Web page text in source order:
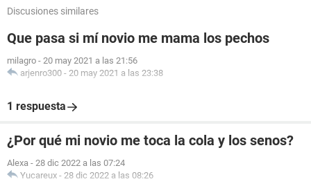
Discusiones similares
Que pasa si mí novio me mama los pechos
milagro - 20 may 2021 a las 21:56
arjenro300 - 20 may 2021 a las 23:38
1 respuesta
¿Por qué mi novio me toca la cola y los senos?
Alexa - 28 dic 2022 a las 07:24
Yucareux - 28 dic 2022 a las 08:26